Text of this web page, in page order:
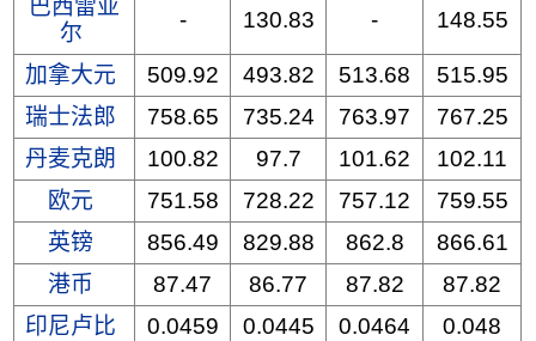
巴西雷亚
尔
- 130.83 - 148.55
加拿大元 509.92 493.82 513.68
515.95
瑞士法郎
758.65 735.24 763.97
767.25
丹麦克朗
100.82 97.7 101.62
102.11
欧元
751.58 728.22 757.12
759.55
英镑
856.49 829.88 862.8
866.61
港币
87.47 86.77 87.82
87.82
印尼卢比
0.0459 0.0445 0.0464
0.048